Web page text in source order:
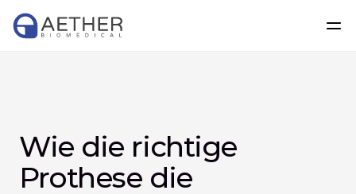
Wie die richtige
Prothese die